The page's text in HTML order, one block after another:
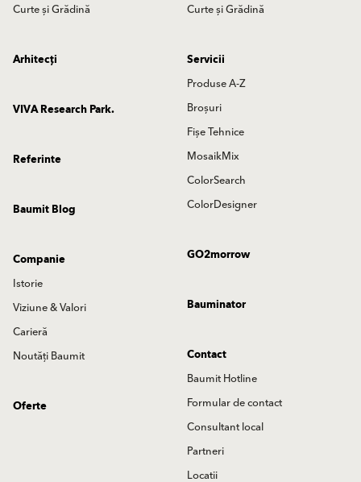
Curte și Grădină
Curte și Grădină
Arhitecți
Servicii
Produse A-Z
Broșuri
Fișe Tehnice
MosaikMix
ColorSearch
ColorDesigner
VIVA Research Park.
Referinte
Baumit Blog
GO2morrow
Companie
Istorie
Viziune & Valori
Carieră
Noutăți Baumit
Bauminator
Contact
Baumit Hotline
Formular de contact
Consultant local
Partneri
Locatii
Oferte